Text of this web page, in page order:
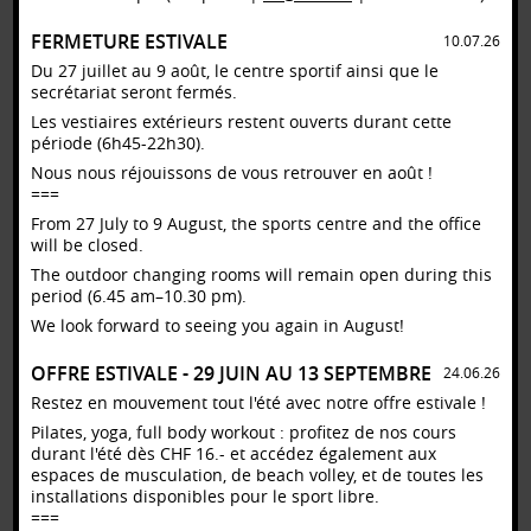
Canoë & kayak / Navigation libre
Centre nautique
14:00 – 15:00
Beach volleyball / Pratique libre
Beach volley 2
14:00 – 15:00
Beach volleyball / Pratique libre
Beach volley 1
14:00 – 15:00
Beach volleyball / Pratique libre
14:00 – 15:00
Basketball / Pratique libre à l'extérieur
Basket Entier
Planche à voile / Wing / Navigation libre / Planche à voile
Centre nautique
14:00 – 15:45
Voile / Navigation libre / Catamaran / RS 16
Centre nautique
14:00 – 15:45
Voile / Navigation libre / Laser simple
10.07.26
FERMETURE ESTIVALE
Du 27 juillet au 9 août, le centre sportif ainsi que le
secrétariat seront fermés.
Les vestiaires extérieurs restent ouverts durant cette
période (6h45-22h30).
Nous nous réjouissons de vous retrouver en août !
===
From 27 July to 9 August, the sports centre and the office
will be closed.
The outdoor changing rooms will remain open during this
period (6.45 am–10.30 pm).
We look forward to seeing you again in August!
24.06.26
OFFRE ESTIVALE - 29 JUIN AU 13 SEPTEMBRE
Restez en mouvement tout l'été avec notre offre estivale !
Pilates, yoga, full body workout : profitez de nos cours
durant l'été dès CHF 16.- et accédez également aux
espaces de musculation, de beach volley, et de toutes les
installations disponibles pour le sport libre.
===